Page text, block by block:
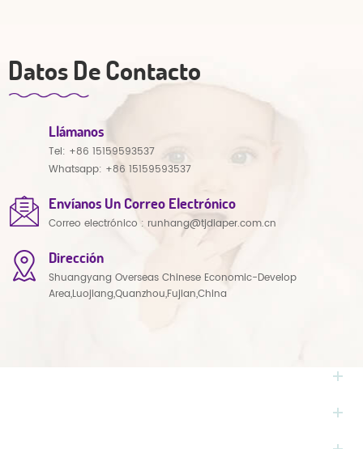
Datos De Contacto
Llámanos
Tel: +86 15159593537
Whatsapp: +86 15159593537
Envíanos Un Correo Electrónico
Correo electrónico : runhang@tjdiaper.com.cn
Dirección
Shuangyang Overseas Chinese Economic-Develop
Area,Luojiang,Quanzhou,Fujian,China